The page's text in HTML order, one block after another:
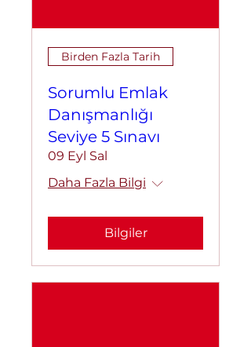
Birden Fazla Tarih
Sorumlu Emlak
Danışmanlığı
Seviye 5 Sınavı
09 Eyl Sal
Daha Fazla Bilgi
Bilgiler